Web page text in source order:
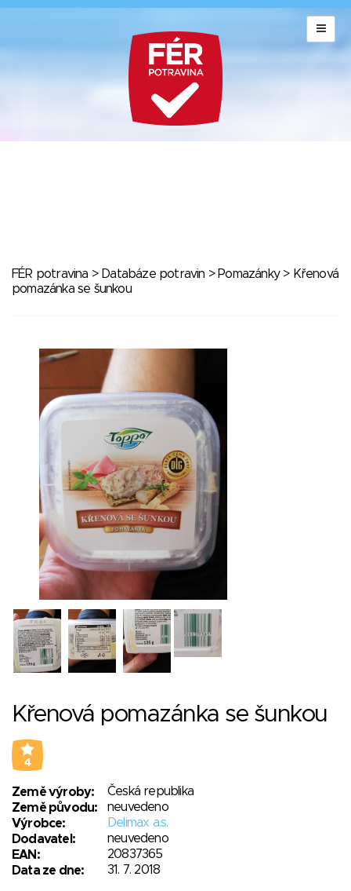
FÉR potravina > Databáze potravin > Pomazánky> Křenová
pomazánka se šunkou
Křenová pomazánka se šunkou
4
Země výroby:
Česká republika
Země původu:
neuvedeno
Výrobce:
Delimax a.s.
Dodavatel:
neuvedeno
EAN:
20837365
Data ze dne:
31. 7. 2018